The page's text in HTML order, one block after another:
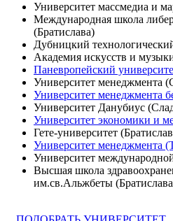
Университет массмедиа и
Международная школа
(Братислава)
Дубницкий
Академия искусств и
Паневропейский
Университет менеджмента
Университет менеджмента
Университет Данубиус
Университет экономики и
Гете-университет
Университет менеджмента
Университет
Высшая школа
им.св.Альжбеты